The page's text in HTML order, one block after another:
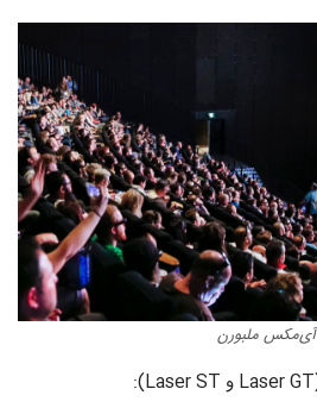
آی‌مکس ملبورن